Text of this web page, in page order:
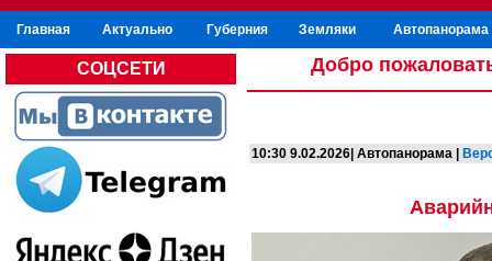
Главная Актуально Губерния Земляки Автопанорама
СОЦСЕТИ Добро
10:30 9.02.2026| Автопанорама |